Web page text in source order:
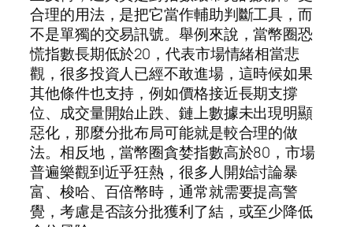
合理的用法，是把它當作輔助判斷工具，而
不是單獨的交易訊號。舉例來說，當幣圈恐
慌指數長期低於20，代表市場情緒相當悲
觀，很多投資人已經不敢進場，這時候如果
其他條件也支持，例如價格接近長期支撐
位、成交量開始止跌、鏈上數據未出現明顯
惡化，那麼分批布局可能就是較合理的做
法。相反地，當幣圈貪婪指數高於80，市場
普遍樂觀到近乎狂熱，很多人開始討論暴
富、梭哈、百倍幣時，通常就需要提高警
覺，考慮是否該分批獲利了結，或至少降低